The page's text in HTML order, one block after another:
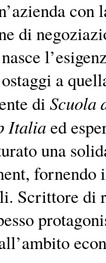
con
di
a
diScuola
Italiaed
una
fornendo
Scrittore di